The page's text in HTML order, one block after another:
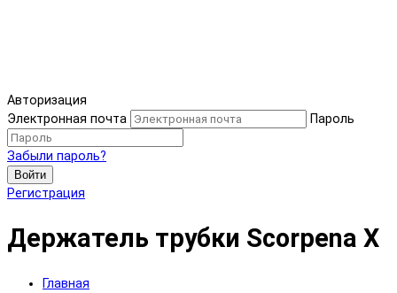
Авторизация
Электронная почта
Пароль
Забыли пароль?
Войти
Регистрация
Держатель трубки Scorpena X
Главная